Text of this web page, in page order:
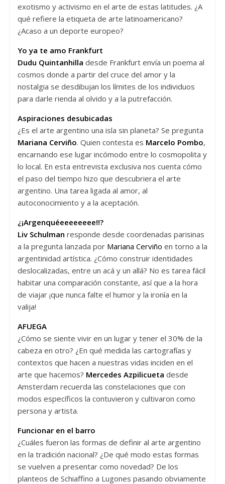
exotismo y activismo en el arte de estas latitudes. ¿A
qué refiere la etiqueta de arte latinoamericano?
¿Acaso a un deporte europeo?
Yo ya te amo Frankfurt
Dudu Quintanhilla desde Frankfurt envía un poema al
cosmos donde a partir del cruce del amor y la
nostalgia se desdibujan los límites de los individuos
para darle rienda al olvido y a la putrefacción.
Aspiraciones desubicadas
¿Es el arte argentino una isla sin planeta? Se pregunta
Mariana Cerviño. Quien contesta es Marcelo Pombo,
encarnando ese lugar incómodo entre lo cosmopolita y
lo local. En esta entrevista exclusiva nos cuenta cómo
el paso del tiempo hizo que descubriera el arte
argentino. Una tarea ligada al amor, al
autoconocimiento y a la aceptación.
¿¡Argenquéeeeeeeee!!?
Liv Schulman responde desde coordenadas parisinas
a la pregunta lanzada por Mariana Cerviño en torno a la
argentinidad artística. ¿Cómo construir identidades
deslocalizadas, entre un acá y un allá? No es tarea fácil
habitar una comparación constante, así que a la hora
de viajar ¡que nunca falte el humor y la ironía en la
valija!
AFUEGA
¿Cómo se siente vivir en un lugar y tener el 30% de la
cabeza en otro? ¿En qué medida las cartografías y
contextos que hacen a nuestras vidas inciden en el
arte que hacemos? Mercedes Azpilicueta desde
Amsterdam recuerda las constelaciones que con
modos específicos la contuvieron y cultivaron como
persona y artista.
Funcionar en el barro
¿Cuáles fueron las formas de definir al arte argentino
en la tradición nacional? ¿De qué modo estas formas
se vuelven a presentar como novedad? De los
planteos de Schiaffino a Lugones pasando obviamente